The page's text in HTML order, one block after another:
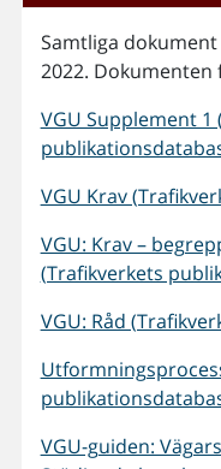
Samtliga
2022.
VGU Supplement 1
VGU Krav
VGU: Krav –
(Trafikverkets
VGU: Råd
VGU-guiden: